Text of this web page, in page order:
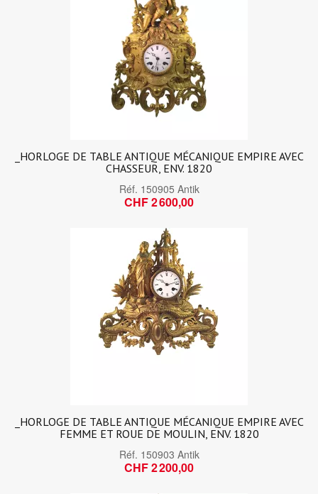
_HORLOGE DE TABLE ANTIQUE MÉCANIQUE EMPIRE AVEC
CHASSEUR, ENV. 1820
Réf. 150905 Antik
CHF 2 600,00
_HORLOGE DE TABLE ANTIQUE MÉCANIQUE EMPIRE AVEC
FEMME ET ROUE DE MOULIN, ENV. 1820
Réf. 150903 Antik
CHF 2 200,00